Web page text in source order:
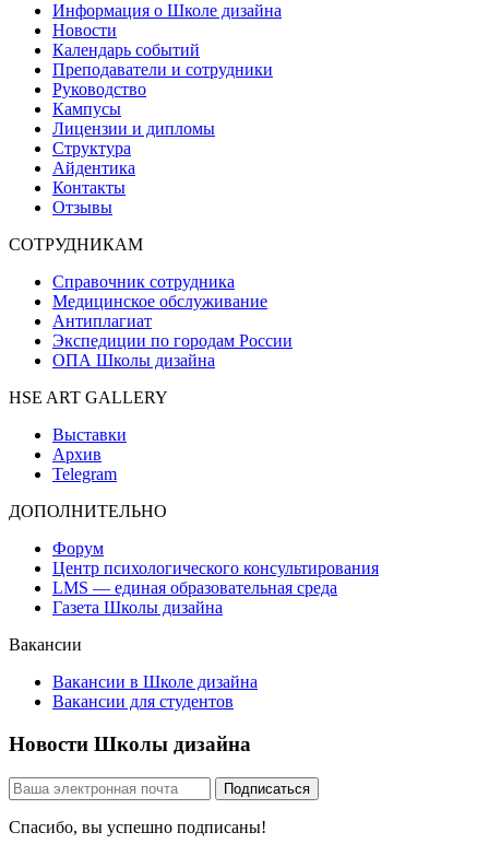
Информация о Школе дизайна
Новости
Календарь событий
Преподаватели и сотрудники
Руководство
Кампусы
Лицензии и дипломы
Структура
Айдентика
Контакты
Отзывы
СОТРУДНИКАМ
Справочник сотрудника
Медицинское обслуживание
Антиплагиат
Экспедиции по городам России
ОПА Школы дизайна
HSE ART GALLERY
Выставки
Архив
Telegram
ДОПОЛНИТЕЛЬНО
Форум
Центр психологического консультирования
LMS — единая образовательная среда
Газета Школы дизайна
Вакансии
Вакансии в Школе дизайна
Вакансии для студентов
Новости Школы дизайна
Спасибо, вы успешно подписаны!